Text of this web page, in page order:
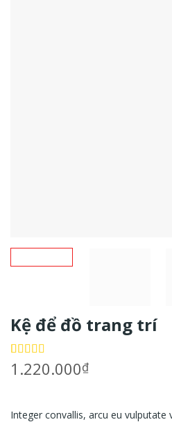
Kệ để đồ trang trí
5.00trên 5
dựa trên
1
1.220.000₫
Integer convallis, arcu eu vulputate